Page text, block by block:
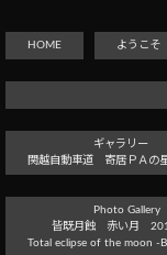
HOME ようこそ
ギャラリー
関越自動車道 寄居ＰＡの
Photo Gallery
皆既月蝕 赤い月
Total eclipse of the moon -